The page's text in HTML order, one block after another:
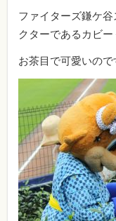
ファイターズ鎌ケ
クターであるカビー
お茶目で可愛いので